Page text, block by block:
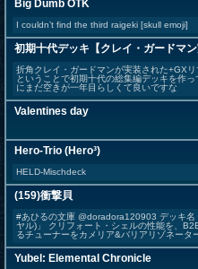
Big Dumb OTK
I couldn’t find the third raigeki [skull emoji]
初期十代デッキ【クレイ・ガードマン
折角クレイ・ガードマンが実装された+GX
ということで初期十代の総集編デッキを作
にまだ空きが一年目らしくて良いですな
Valentines day
Hero-Trio (Hero³)
HELD-Mischdeck
(159)衝撃貝
#あひるの文庫 @doradora120903 デッキ名
ヤル)」 クリフォート・シェルの性能を、
るチューナーをカメリア&バリアリゾネータ
Yubel: Elemental Chronicle